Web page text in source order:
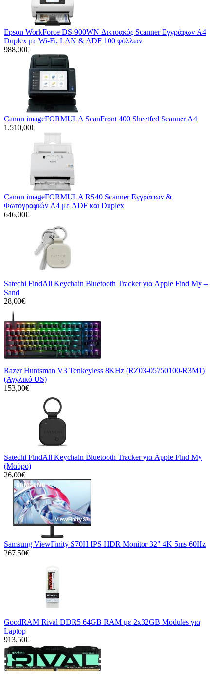
Epson WorkForce DS-900WN Δικτυακός Scanner Εγγράφων A4
Duplex με Wi-Fi, LAN & ADF 100 φύλλων
988,00€
Canon imageFORMULA ScanFront 400 Sheetfed Scanner A4
1.510,00€
Canon imageFORMULA RS40 Scanner Εγγράφων &
Φωτογραφιών A4 με ADF και Duplex
646,00€
Satechi FindAll Keychain Bluetooth Tracker για Apple Find My –
Sand
28,00€
Razer Huntsman V3 Tenkeyless 8KHz (RZ03-05750100-R3M1)
(Αγγλικό US)
153,00€
Satechi FindAll Keychain Bluetooth Tracker για Apple Find My
(Μαύρο)
26,00€
Samsung ViewFinity S70H IPS HDR Monitor 32" 4K 5ms 60Hz
267,50€
GoodRAM Rival DDR5 64GB RAM με 2x32GB Modules για
Laptop
913,50€